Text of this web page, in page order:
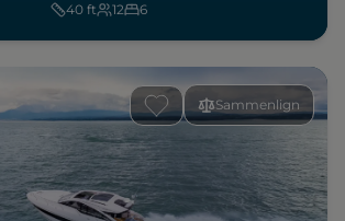
40 ft 12 6
Sammenlign